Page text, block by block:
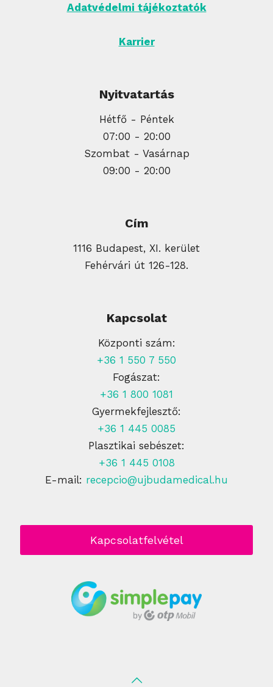
Adatvédelmi tájékoztatók
Karrier
Nyitvatartás
Hétfő - Péntek
07:00 - 20:00
Szombat - Vasárnap
09:00 - 20:00
Cím
1116 Budapest, XI. kerület
Fehérvári út 126-128.
Kapcsolat
Központi szám:
+36 1 550 7 550
Fogászat:
+36 1 800 1081
Gyermekfejlesztő:
+36 1 445 0085
Plasztikai sebészet:
+36 1 445 0108
E-mail: recepcio@ujbudamedical.hu
Kapcsolatfelvétel